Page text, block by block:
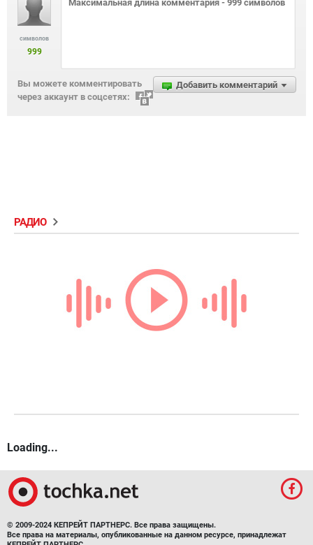
символов
999
Добавить комментарий
Вы можете комментировать
через аккаунт в соцсетях:
РАДИО
Loading...
© 2009-2024 КЕПРЕЙТ ПАРТНЕРС. Все права защищены.
Все права на материалы, опубликованные на данном ресурсе, принадлежат